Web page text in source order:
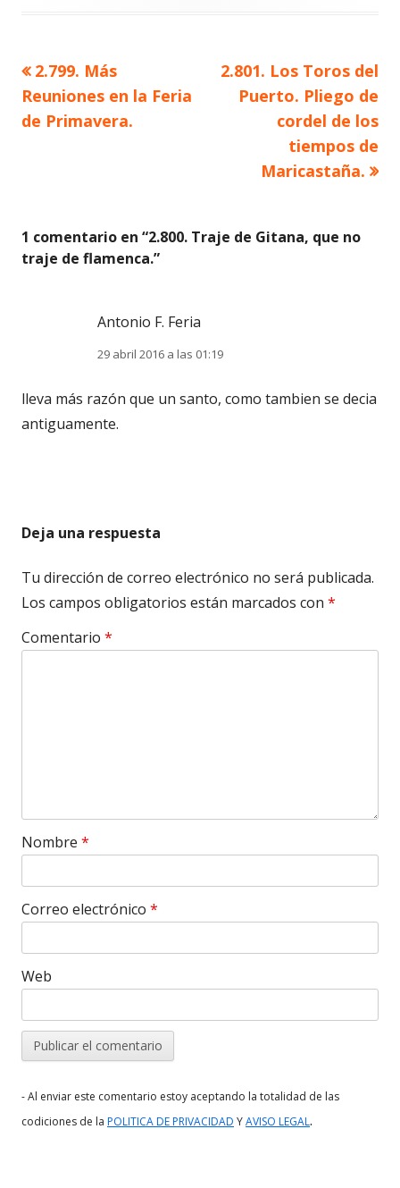
Navegación
de
Artículo
anterior
2.799. Más
Reuniones en la Feria
de Primavera.
Artículo
siguiente
2.801. Los Toros del
Puerto. Pliego de
cordel de los
tiempos de
Maricastaña.
1 comentario en “2.800. Traje de Gitana, que no
traje de flamenca.”
Antonio F. Feria
29 abril 2016 a las 01:19
lleva más razón que un santo, como tambien se decia
antiguamente.
Deja una respuesta
Tu dirección de correo electrónico no será publicada.
Los campos obligatorios están marcados con *
Comentario *
Nombre *
Correo electrónico *
Web
- Al enviar este comentario estoy aceptando la totalidad de las
codiciones de la POLITICA DE PRIVACIDAD YAVISO LEGAL.